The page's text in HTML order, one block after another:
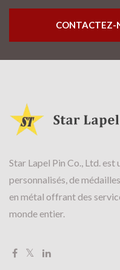
CONTACTEZ-
Star Lapel Pin Co., Ltd.
personnalisés, de
en métal offrant des
monde entier.